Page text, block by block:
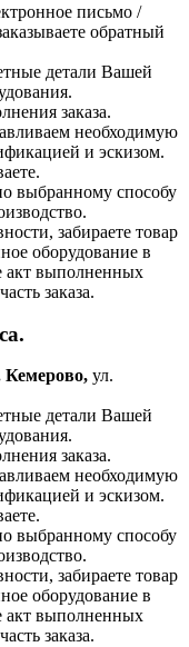
письмо /
обратный
детали Вашей
заказа.
необходимую
и эскизом.
выбранному способу
забираете товар
оборудование в
акт выполненных
заказа.
Кемерово, ул.
детали Вашей
заказа.
необходимую
и эскизом.
выбранному способу
забираете товар
оборудование в
акт выполненных
заказа.